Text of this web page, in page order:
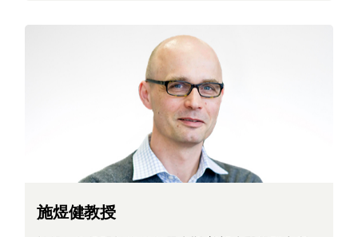
施煜健教授